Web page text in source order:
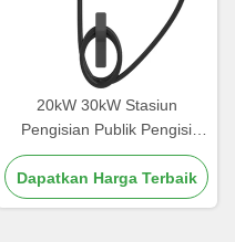
20kW 30kW Stasiun
Pengisian Publik Pengisi
daya rumah untuk
kendaraan listrik
Dapatkan Harga Terbaik